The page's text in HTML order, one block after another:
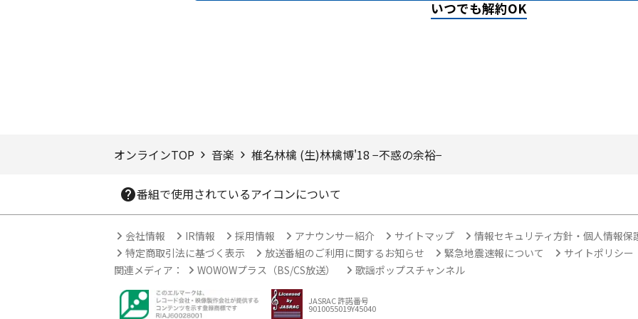
いつでも解約OK
オンラインTOP 音楽 椎名林檎 (生)林檎博'18 −不惑の余裕−
番組で使用されているアイコンについて
会社情報 IR情報 採用情報 アナウンサー紹介 サイトマップ 情報セキュリティ方針・個人情報保
特定商取引法に基づく表示
放送番組のご利用に関するお知らせ 緊急地震速報について
サイトポリシー
関連メディア：
WOWOWプラス（BS/CS放送） 歌謡ポップスチャンネル
JASRAC 許諾番号
9010055019Y45040